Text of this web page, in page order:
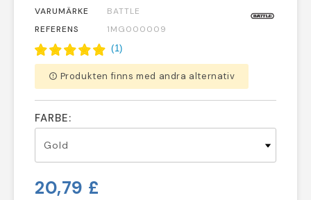
VARUMÄRKE
BATTLE
REFERENS
1MG000009
(1)
error_outline Produkten finns med andra alternativ
FARBE:
20,79 £